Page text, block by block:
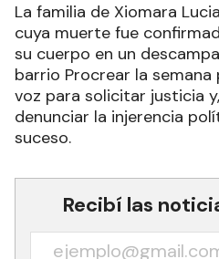
La familia de Xiomara
cuya muerte fue
su cuerpo en un
barrio Procrear la semana
voz para solicitar justicia
denunciar la injerencia
suceso.
Recibí las